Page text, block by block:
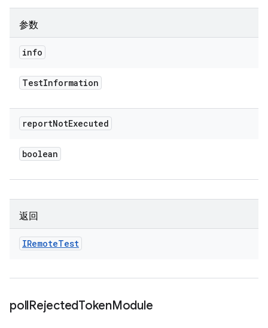
参数
info
TestInformation
reportNotExecuted
boolean
返回
IRemoteTest
pollRejectedTokenModule